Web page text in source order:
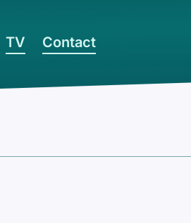
TV Contact